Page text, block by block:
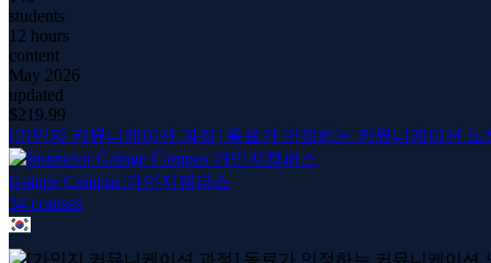
students
12 hours
content
May 2026
updated
$219.99
[가인지 커뮤니케이션 과정] 동료가 인정하는 커뮤니케이션 노
Gainge Campus 가인지캠퍼스
34 courses